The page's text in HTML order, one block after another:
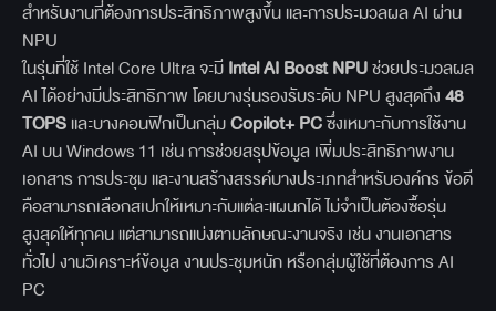
สำหรับงานที่ต้องการประสิทธิภาพสูงขึ้น และการประมวลผล AI ผ่าน
NPU
ในรุ่นที่ใช้ Intel Core Ultra จะมี Intel AI Boost NPUช่วยประมวลผล
AI ได้อย่างมีประสิทธิภาพ โดยบางรุ่นรองรับระดับ NPU สูงสุดถึง 48
TOPS และบางคอนฟิกเป็นกลุ่มCopilot+ PCซึ่งเหมาะกับการใช้งาน
AI บน Windows 11 เช่น การช่วยสรุปข้อมูล เพิ่มประสิทธิภาพงาน
เอกสาร การประชุม และงานสร้างสรรค์บางประเภทสำหรับองค์กร ข้อดี
คือสามารถเลือกสเปกให้เหมาะกับแต่ละแผนกได้ ไม่จำเป็นต้องซื้อรุ่น
สูงสุดให้ทุกคน แต่สามารถแบ่งตามลักษณะงานจริง เช่น งานเอกสาร
ทั่วไป งานวิเคราะห์ข้อมูล งานประชุมหนัก หรือกลุ่มผู้ใช้ที่ต้องการ AI
PC